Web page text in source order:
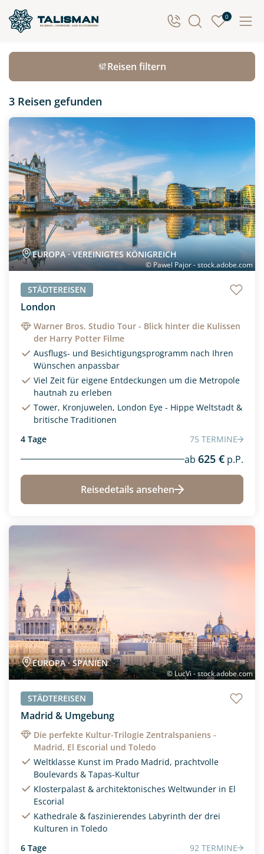
0
Ergebnisse filtern
Reiseart
Städtereisen
Zielgebiet
beliebig
Reisezeitraum
Reisezeitraum
Preisspanne
€ 400 € 20000
Reisedauer
Reisen filtern
3 Reisen gefunden
Neu
© Pawel Pajor - stock.adobe.com
EUROPA · VEREINIGTES KÖNIGREICH
STÄDTEREISEN
London
Warner Bros. Studio Tour - Blick hinter die Kulissen
der Harry Potter Filme
Ausflugs- und Besichtigungsprogramm nach Ihren
Wünschen anpassbar
Viel Zeit für eigene Entdeckungen um die Metropole
hautnah zu erleben
Tower, Kronjuwelen, London Eye - Hippe Weltstadt &
britische Traditionen
4 Tage
75 TERMINE
ab 625 € p.P.
Reisedetails ansehen
© LucVi - stock.adobe.com
EUROPA · SPANIEN
STÄDTEREISEN
Madrid & Umgebung
Die perfekte Kultur-Trilogie Zentralspaniens -
Madrid, El Escorial und Toledo
Weltklasse Kunst im Prado Madrid, prachtvolle
Boulevards & Tapas-Kultur
Klosterpalast & architektonisches Weltwunder in El
Escorial
Kathedrale & faszinierendes Labyrinth der drei
Kulturen in Toledo
6 Tage
92 TERMINE